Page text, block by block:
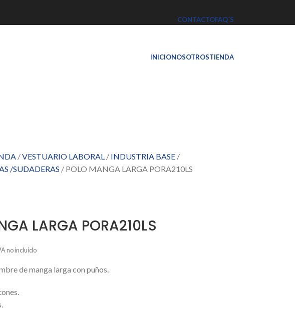
CONTACTOFAQ´S
INICIONOSOTROSTIENDA
VESTUARIO LABORAL
INDUSTRIA BASE
/SUDADERAS
POLO MANGA LARGA PORA210LS
LARGA PORA210LS
no incluido
de manga larga con puños.